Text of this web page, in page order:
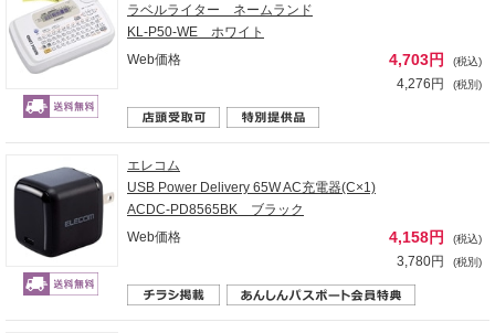
ラベルライター ネームランド
KL-P50-WE ホワイト
Web価格
4,703円 (税込)
4,276円 (税別)
エレコム
USB Power Delivery 65W AC充電器(C×1)
ACDC-PD8565BK ブラック
Web価格
4,158円 (税込)
3,780円 (税別)